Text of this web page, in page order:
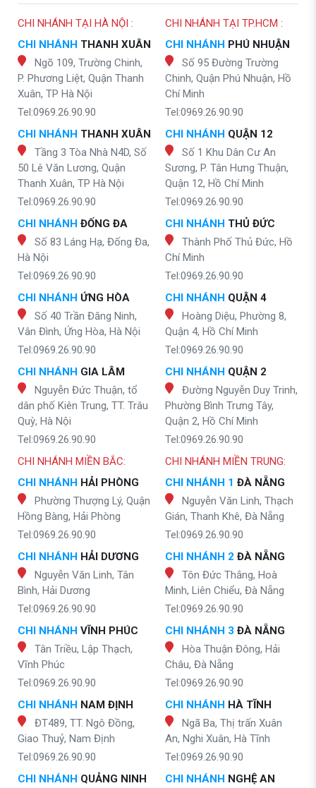
CHI NHÁNH TẠI HÀ NỘI :
CHI NHÁNH THANH XUÂN
Ngõ 109, Trường Chinh,
P. Phương Liệt, Quận Thanh
Xuân, TP Hà Nội
Tel:0969.26.90.90
CHI NHÁNH THANH XUÂN
Tầng 3 Tòa Nhà N4D, Số
50 Lê Văn Lương, Quận
Thanh Xuân, TP Hà Nội
Tel:0969.26.90.90
CHI NHÁNH ĐỐNG ĐA
Số 83 Láng Hạ, Đống Đa,
Hà Nội
Tel:0969.26.90.90
CHI NHÁNH ỨNG HÒA
Số 40 Trần Đăng Ninh,
Vân Đình, Ứng Hòa, Hà Nội
Tel:0969.26.90.90
CHI NHÁNH GIA LÂM
Nguyễn Đức Thuận, tổ
dân phố Kiên Trung, TT. Trâu
Quỳ, Hà Nội
Tel:0969.26.90.90
CHI NHÁNH TẠI TP.HCM :
CHI NHÁNH PHÚ NHUẬN
Số 95 Đường Trường
Chinh, Quận Phú Nhuận, Hồ
Chí Minh
Tel:0969.26.90.90
CHI NHÁNH QUẬN 12
Số 1 Khu Dân Cư An
Sương, P. Tân Hưng Thuận,
Quận 12, Hồ Chí Minh
Tel:0969.26.90.90
CHI NHÁNH THỦ ĐỨC
Thành Phố Thủ Đức, Hồ
Chí Minh
Tel:0969.26.90.90
CHI NHÁNH QUẬN 4
Hoàng Diệu, Phường 8,
Quận 4, Hồ Chí Minh
Tel:0969.26.90.90
CHI NHÁNH QUẬN 2
Đường Nguyễn Duy Trinh,
Phường Bình Trưng Tây,
Quận 2, Hồ Chí Minh
Tel:0969.26.90.90
CHI NHÁNH MIỀN BẮC:
CHI NHÁNH HẢI PHÒNG
Phường Thượng Lý, Quận
Hồng Bàng, Hải Phòng
Tel:0969.26.90.90
CHI NHÁNH HẢI DƯƠNG
Nguyễn Văn Linh, Tân
Bình, Hải Dương
Tel:0969.26.90.90
CHI NHÁNH VĨNH PHÚC
Tân Triều, Lập Thạch,
Vĩnh Phúc
Tel:0969.26.90.90
CHI NHÁNH NAM ĐỊNH
ĐT489, TT. Ngô Đồng,
Giao Thuỷ, Nam Định
Tel:0969.26.90.90
CHI NHÁNH QUẢNG NINH
CHI NHÁNH MIỀN TRUNG:
CHI NHÁNH 1 ĐÀ NẴNG
Nguyễn Văn Linh, Thạch
Gián, Thanh Khê, Đà Nẵng
Tel:0969.26.90.90
CHI NHÁNH 2 ĐÀ NẴNG
Tôn Đức Thắng, Hoà
Minh, Liên Chiểu, Đà Nẵng
Tel:0969.26.90.90
CHI NHÁNH 3 ĐÀ NẴNG
Hòa Thuận Đông, Hải
Châu, Đà Nẵng
Tel:0969.26.90.90
CHI NHÁNH HÀ TĨNH
Ngã Ba, Thị trấn Xuân
An, Nghi Xuân, Hà Tĩnh
Tel:0969.26.90.90
CHI NHÁNH NGHỆ AN